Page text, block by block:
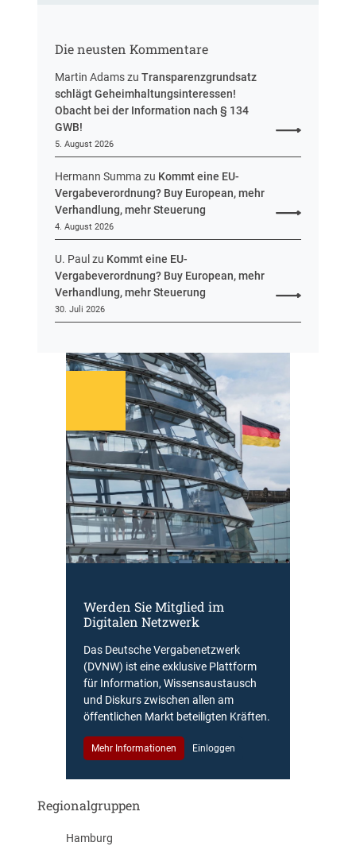
H
Die neusten Kommentare
Martin AdamszuTransparenzgrundsatz
schlägt Geheimhaltungsinteressen!
Obacht bei der Information nach § 134
GWB!
5. August 2026
Hermann Summa zu Kommt eine EU-
Vergabeverordnung? Buy European, mehr
Verhandlung, mehr Steuerung
4. August 2026
U. Paul zu Kommt eine EU-
Vergabeverordnung? Buy European, mehr
Verhandlung, mehr Steuerung
30. Juli 2026
Werden Sie Mitglied im
Digitalen Netzwerk
Das Deutsche Vergabenetzwerk
(DVNW) ist eine exklusive Plattform
für Information, Wissensaustausch
und Diskurs zwischen allen am
öffentlichen Markt beteiligten Kräften.
Mehr Informationen Einloggen
Regionalgruppen
Hamburg